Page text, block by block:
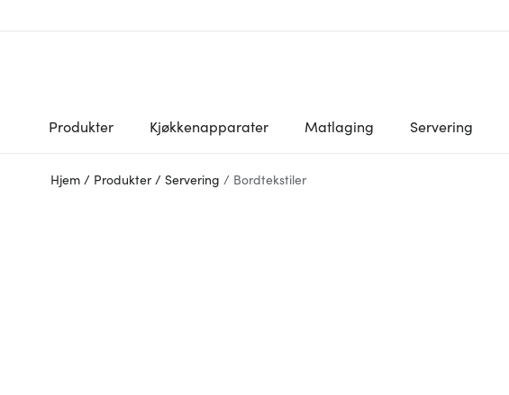
Produkter Kjøkkenapparater Matlaging Servering
Hjem / Produkter / Servering / Bordtekstiler